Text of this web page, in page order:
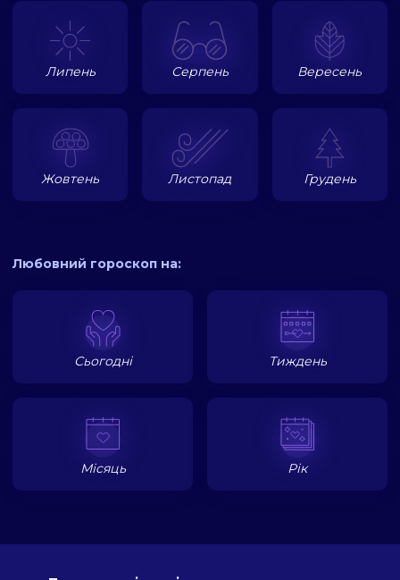
Липень Серпень Вересень
Жовтень Листопад Грудень
Любовний гороскоп на:
Сьогодні Тиждень
Місяць Рік